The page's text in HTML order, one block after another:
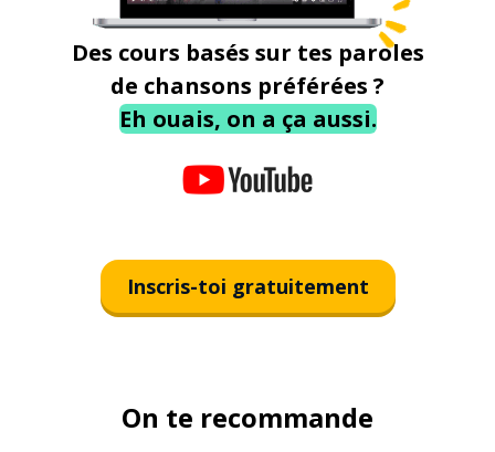
Des cours basés sur tes paroles
de chansons préférées ?
Eh ouais, on a ça aussi.
Inscris-toi gratuitement
On te recommande